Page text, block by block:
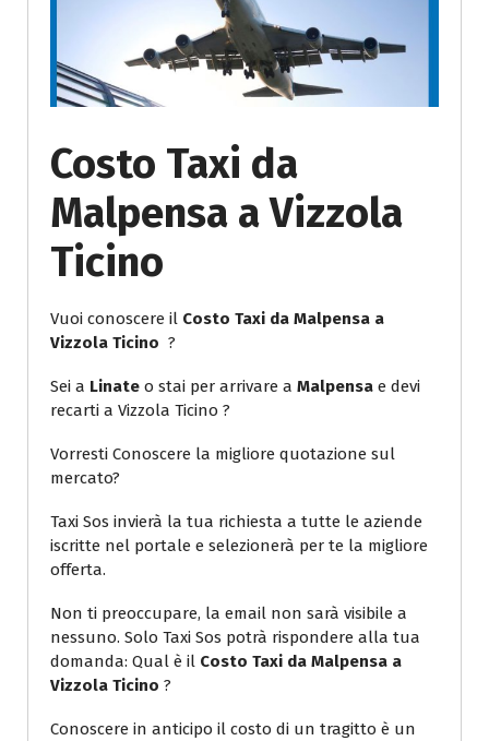
Costo Taxi da
Malpensa a Vizzola
Ticino
Vuoi conoscere il Costo Taxi da Malpensa a
Vizzola Ticino ?
Sei a Linate o stai per arrivare a Malpensa e devi
recarti a Vizzola Ticino ?
Vorresti Conoscere la migliore quotazione sul
mercato?
Taxi Sos invierà la tua richiesta a tutte le aziende
iscritte nel portale e selezionerà per te la migliore
offerta.
Non ti preoccupare, la email non sarà visibile a
nessuno. Solo Taxi Sos potrà rispondere alla tua
domanda: Qual è il Costo Taxi da Malpensa a
Vizzola Ticino ?
Conoscere in anticipo il costo di un tragitto è un